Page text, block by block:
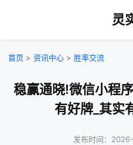
灵
首页 > 资讯中心 > 胜率交流
稳赢通晓!微信小程
有好牌_其实
发布时间：